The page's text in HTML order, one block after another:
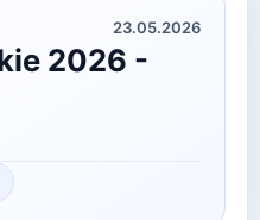
23.05.2026
2026 -